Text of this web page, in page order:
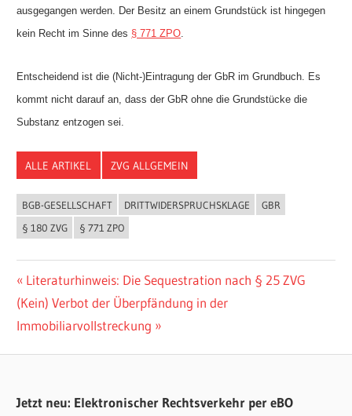
ausgegangen werden. Der Besitz an einem Grundstück ist hingegen
kein Recht im Sinne des § 771 ZPO.
Entscheidend ist die (Nicht-)Eintragung der GbR im Grundbuch. Es
kommt nicht darauf an, dass der GbR ohne die Grundstücke die
Substanz entzogen sei.
ALLE ARTIKEL ZVG ALLGEMEIN
BGB-GESELLSCHAFT DRITTWIDERSPRUCHSKLAGE
GBR
§ 180 ZVG
§ 771 ZPO
Beitragsnavigation
Vorheriger
Beitrag:
Literaturhinweis: Die Sequestration nach § 25 ZVG
Nächster
Beitrag:
(Kein) Verbot der Überpfändung in der
Immobiliarvollstreckung
Jetzt neu: Elektronischer Rechtsverkehr per eBO